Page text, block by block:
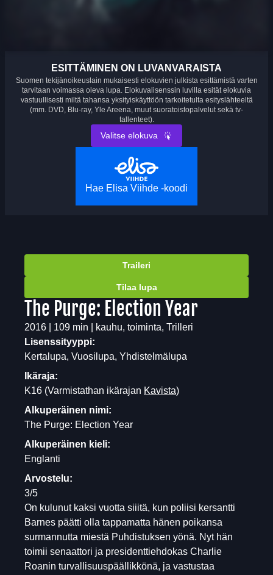
ESITTÄMINEN ON LUVANVARAISTA
Suomen tekijänoikeuslain mukaisesti elokuvien julkista esittämistä varten
tarvitaan voimassa oleva lupa. Elokuvalisenssin luvilla esität elokuvia
vastuullisesti miltä tahansa yksityiskäyttöön tarkoitetulta esityslähteeltä
(mm. DVD, Blu-ray, Yle Areena, muut suoratoistopalvelut sekä tv-
tallenteet).
Valitse elokuva
Hae Elisa Viihde -koodi
Traileri
Tilaa lupa
The Purge: Election Year
2016 | 109 min | kauhu, toiminta, Trilleri
Lisenssityyppi:
Kertalupa, Vuosilupa, Yhdistelmälupa
Ikäraja:
K16 (Varmistathan ikärajan Kavista)
Alkuperäinen nimi:
The Purge: Election Year
Alkuperäinen kieli:
Englanti
Arvostelu:
3/5
On kulunut kaksi vuotta siiitä, kun poliisi kersantti
Barnes päätti olla tappamatta hänen poikansa
surmannutta miestä Puhdistuksen yönä. Nyt hän
toimii senaattori ja presidenttiehdokas Charlie
Roanin turvallisuuspäällikkönä, ja vastustaa